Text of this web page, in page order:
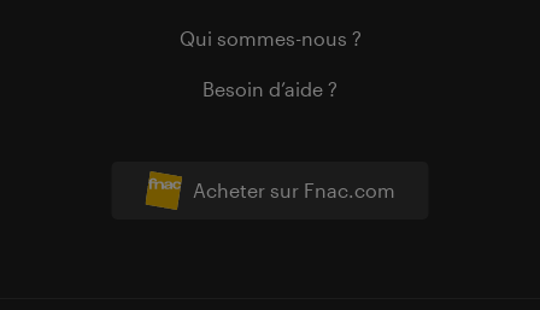
Acheter sur Fnac.com
Qui sommes-nous ?
Besoin d’aide ?